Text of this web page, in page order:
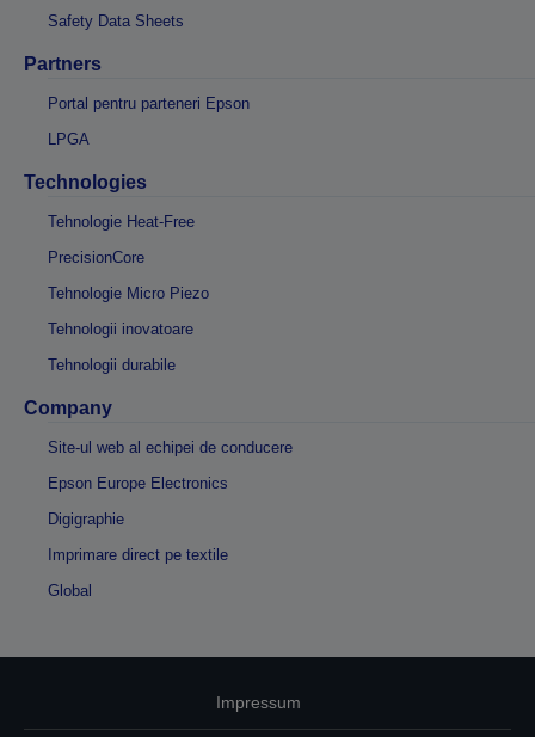
Safety Data Sheets
Partners
Portal pentru parteneri Epson
LPGA
Technologies
Tehnologie Heat-Free
PrecisionCore
Tehnologie Micro Piezo
Tehnologii inovatoare
Tehnologii durabile
Company
Site-ul web al echipei de conducere
Epson Europe Electronics
Digigraphie
Imprimare direct pe textile
Global
Impressum